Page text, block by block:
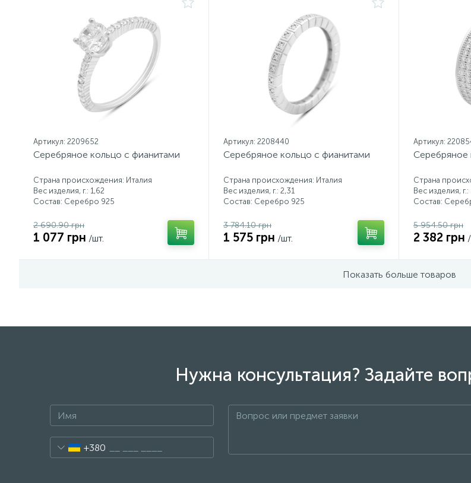
Артикул: 2209652
Серебряное кольцо с фианитами
Страна происхождения: Италия
Вес изделия, г.: 1,62
Состав: Серебро 925
2 690.90 грн
1 077 грн /шт.
Артикул: 2208440
Серебряное кольцо с фианитами
Страна происхождения: Италия
Вес изделия, г.: 2,31
Состав: Серебро 925
3 784.10 грн
1 575 грн /шт.
Артикул:
Серебряное
Страна
Вес изделия,
Состав:
5 954.50 грн
2 382 грн
Показать больше товаров
Нужна консультация? Задайте
+380